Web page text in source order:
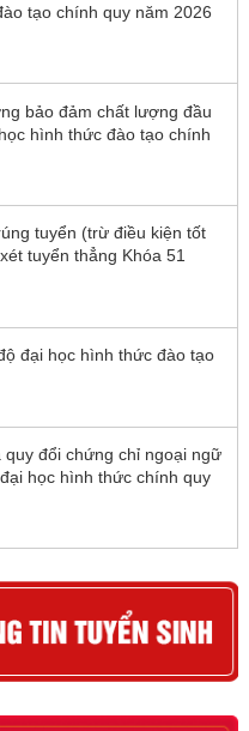
tạo chính quy năm 2026
bảo đảm chất lượng đầu
hình thức đào tạo chính
tuyển (trừ điều kiện tốt
tuyển thẳng Khóa 51
đại học hình thức đào tạo
đổi chứng chỉ ngoại ngữ
học hình thức chính quy